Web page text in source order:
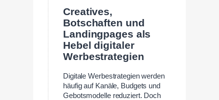
Creatives,
Botschaften und
Landingpages als
Hebel digitaler
Werbestrategien
Digitale Werbestrategien werden
häufig auf Kanäle, Budgets und
Gebotsmodelle reduziert. Doch